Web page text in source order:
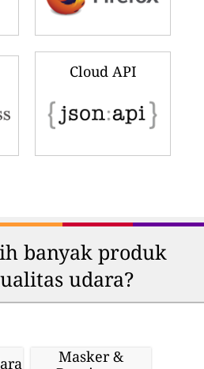
Cloud API
banyak produk
udara?
Masker &